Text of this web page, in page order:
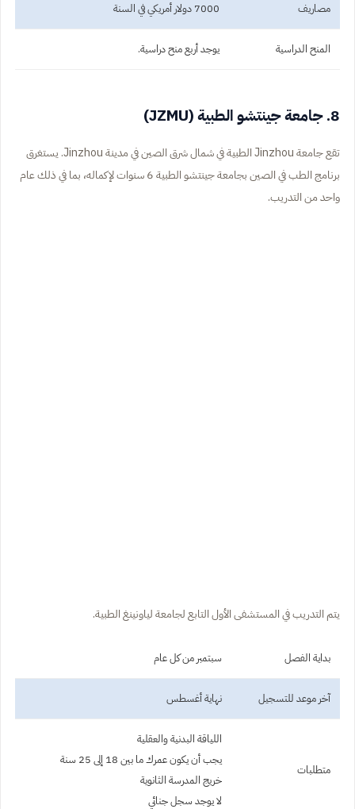
مصاريف 7000 دولار أمريكي في السنة
المنح الدراسية يوجد أربع منح دراسية.
8. جامعة جينتشو الطبية (JZMU)
تقع جامعة Jinzhou الطبية في شمال شرق الصين في مدينة Jinzhou. يستغرق
برنامج الطب في الصين بجامعة جينتشو الطبية 6 سنوات لإكماله، بما في ذلك عام
واحد من التدريب.
يتم التدريب في المستشفى الأول التابع لجامعة لياونينغ الطبية.
بداية الفصل سبتمبر من كل عام
آخر موعد للتسجيل نهاية أغسطس
متطلبات
اللياقة البدنية والعقلية
يجب أن يكون عمرك ما بين 18 إلى 25 سنة
خريج المدرسة الثانوية
لا يوجد سجل جنائي